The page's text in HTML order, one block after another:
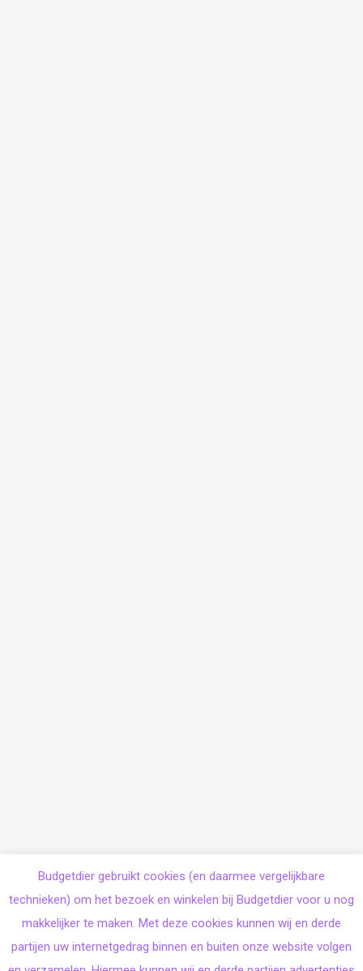
Budgetdier gebruikt cookies (en daarmee vergelijkbare
technieken) om het bezoek en winkelen bij Budgetdier voor u nog
makkelijker te maken. Met deze cookies kunnen wij en derde
partijen uw internetgedrag binnen en buiten onze website volgen